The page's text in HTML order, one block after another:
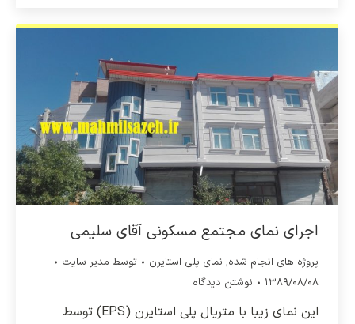
اجرای نمای مجتمع مسکونی آقای سلیمی
پروژه های انجام شده, نمای پلی استایرن توسط مدیر سایت
۱۳۸۹/۰۸/۰۸
نوشتن دیدگاه
این نمای زیبا با متریال پلی استایرن (EPS) توسط